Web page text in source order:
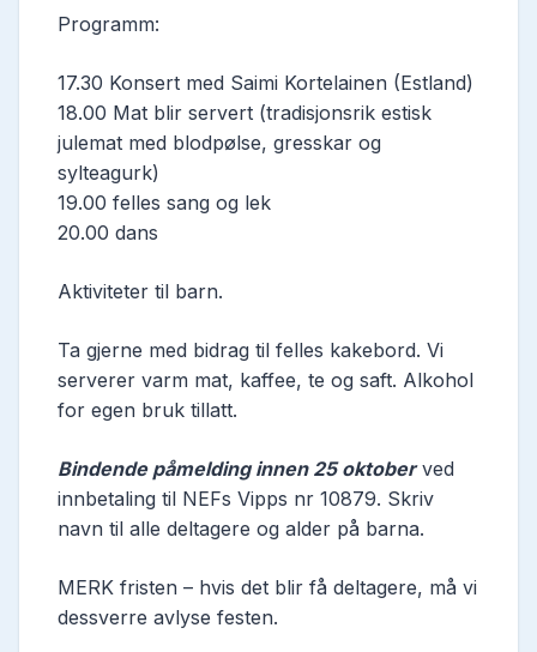
Programm:
17.30 Konsert med Saimi Kortelainen (Estland)
18.00 Mat blir servert (tradisjonsrik estisk
julemat med blodpølse, gresskar og
sylteagurk)
19.00 felles sang og lek
20.00 dans
Aktiviteter til barn.
Ta gjerne med bidrag til felles kakebord. Vi
serverer varm mat, kaffee, te og saft. Alkohol
for egen bruk tillatt.
Bindende påmelding innen 25 oktoberved
innbetaling til NEFs Vipps nr 10879. Skriv
navn til alle deltagere og alder på barna.
MERK fristen – hvis det blir få deltagere, må vi
dessverre avlyse festen.